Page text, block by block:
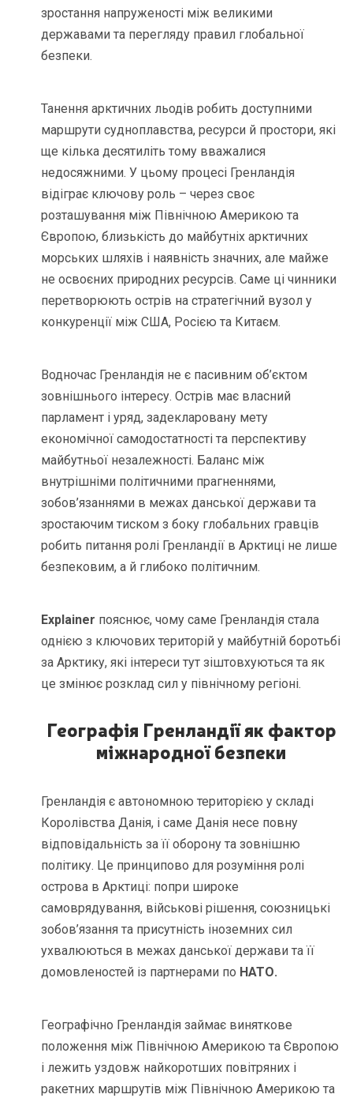
зростання напруженості між великими
державами та перегляду правил глобальної
безпеки.
Танення арктичних льодів робить доступними
маршрути судноплавства, ресурси й простори, які
ще кілька десятиліть тому вважалися
недосяжними. У цьому процесі Гренландія
відіграє ключову роль – через своє
розташування між Північною Америкою та
Європою, близькість до майбутніх арктичних
морських шляхів і наявність значних, але майже
не освоєних природних ресурсів. Саме ці чинники
перетворюють острів на стратегічний вузол у
конкуренції між США, Росією та Китаєм.
Водночас Гренландія не є пасивним об’єктом
зовнішнього інтересу. Острів має власний
парламент і уряд, задекларовану мету
економічної самодостатності та перспективу
майбутньої незалежності. Баланс між
внутрішніми політичними прагненнями,
зобов’язаннями в межах данської держави та
зростаючим тиском з боку глобальних гравців
робить питання ролі Гренландії в Арктиці не лише
безпековим, а й глибоко політичним.
Explainer пояснює, чому саме Гренландія стала
однією з ключових територій у майбутній боротьбі
за Арктику, які інтереси тут зіштовхуються та як
це змінює розклад сил у північному регіоні.
Географія Гренландії як фактор
міжнародної безпеки
Гренландія є автономною територією у складі
Королівства Данія, і саме Данія несе повну
відповідальність за її оборону та зовнішню
політику. Це принципово для розуміння ролі
острова в Арктиці: попри широке
самоврядування, військові рішення, союзницькі
зобов’язання та присутність іноземних сил
ухвалюються в межах данської держави та її
домовленостей із партнерами по НАТО.
Географічно Гренландія займає виняткове
положення між Північною Америкою та Європою
і лежить уздовж найкоротших повітряних і
ракетних маршрутів між Північною Америкою та